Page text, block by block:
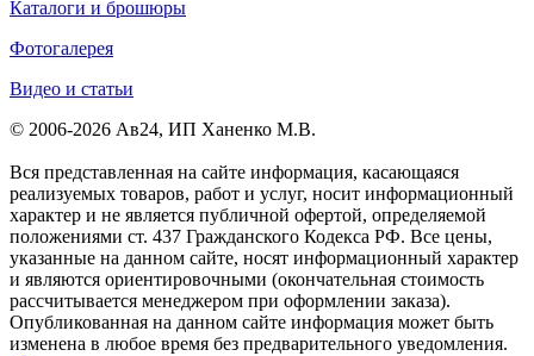
Каталоги и брошюры
Фотогалерея
Видео и статьи
© 2006-2026 Ав24, ИП Ханенко М.В.
Вся представленная на сайте информация, касающаяся
реализуемых товаров, работ и услуг, носит информационный
характер и не является публичной офертой, определяемой
положениями ст. 437 Гражданского Кодекса РФ. Все цены,
указанные на данном сайте, носят информационный характер
и являются ориентировочными (окончательная стоимость
рассчитывается менеджером при оформлении заказа).
Опубликованная на данном сайте информация может быть
изменена в любое время без предварительного уведомления.